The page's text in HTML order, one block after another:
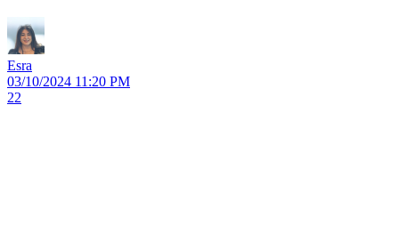
Esra
03/10/2024 11:20 PM
22